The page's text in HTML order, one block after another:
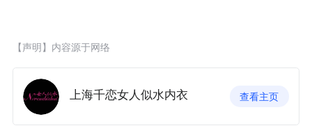
【声明】内容源于网络
上海千恋女人似水内衣 查看主页